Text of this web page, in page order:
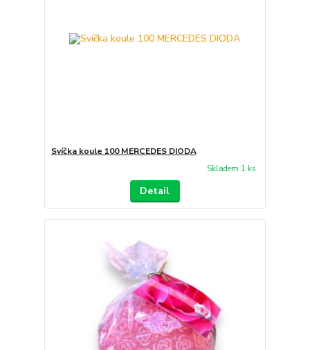
Svíčka koule 100 MERCEDES DIODA
Skladem 1 ks
Detail